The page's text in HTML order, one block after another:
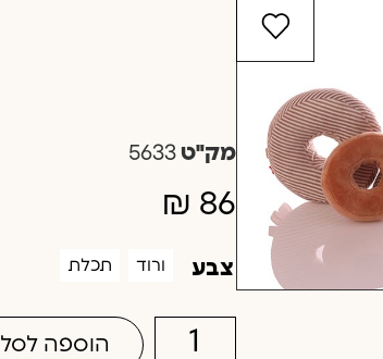
מק"ט5633
₪ 86
צבע ורוד תכלת
הוספה לסל